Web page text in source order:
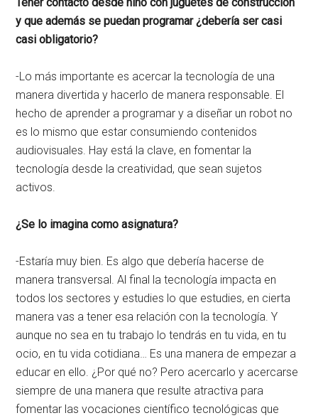
y que además se puedan programar ¿debería ser casi
casi obligatorio?
-Lo más importante es acercar la tecnología de una
manera divertida y hacerlo de manera responsable. El
hecho de aprender a programar y a diseñar un robot no
es lo mismo que estar consumiendo contenidos
audiovisuales. Hay está la clave, en fomentar la
tecnología desde la creatividad, que sean sujetos
activos.
¿Se lo imagina como asignatura?
-Estaría muy bien. Es algo que debería hacerse de
manera transversal. Al final la tecnología impacta en
todos los sectores y estudies lo que estudies, en cierta
manera vas a tener esa relación con la tecnología. Y
aunque no sea en tu trabajo lo tendrás en tu vida, en tu
ocio, en tu vida cotidiana… Es una manera de empezar a
educar en ello. ¿Por qué no? Pero acercarlo y acercarse
siempre de una manera que resulte atractiva para
fomentar las vocaciones científico tecnológicas que